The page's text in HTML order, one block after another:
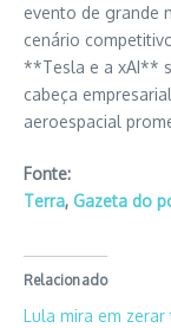
evento de grande
cenário
**Tesla e a xAI**
cabeça
aeroespacial
Fonte:
Terra, Gazeta do
Relacionado
Lula mira em zerar